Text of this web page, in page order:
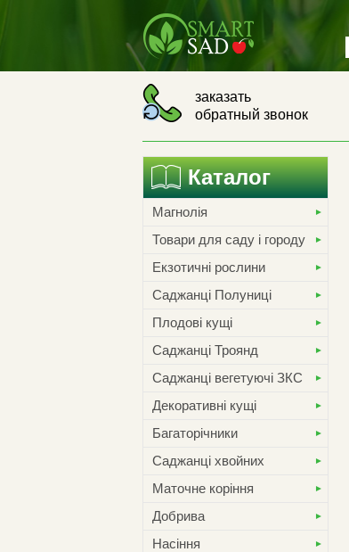
заказать
обратный звонок
Каталог
Магнолія
Товари для саду і городу
Екзотичні рослини
Саджанці Полуниці
Плодові кущі
Саджанці Троянд
Саджанці вегетуючі ЗКС
Декоративні кущі
Багаторічники
Саджанці хвойних
Маточне коріння
Добрива
Насіння